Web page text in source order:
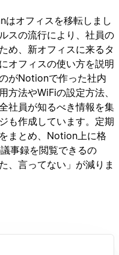
オフィスを移転しまし
スの流行により、社員の
め、新オフィスに来るタ
オフィスの使い方を説明
がNotionで作った社内
方法やWiFiの設定方法、
社員が知るべき情報を集
も作成しています。定期
まとめ、Notion上に格
事録を閲覧できるの
、言ってない」が減りま